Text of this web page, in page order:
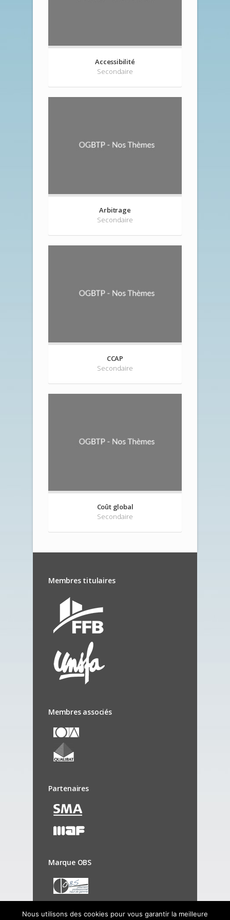
Accessibilité
Secondaire
Arbitrage
Secondaire
CCAP
Secondaire
Coût global
Secondaire
Membres titulaires
Membres associés
Partenaires
Marque OBS
Nous utilisons des cookies pour vous garantir la meilleure